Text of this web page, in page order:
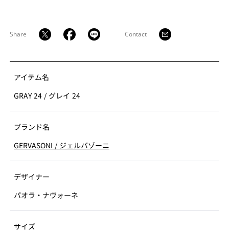
Share Contact
アイテム名
GRAY 24 / グレイ 24
ブランド名
GERVASONI / ジェルバゾーニ
デザイナー
パオラ・ナヴォーネ
サイズ